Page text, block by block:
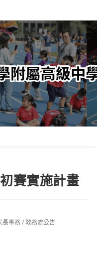
賽實施計畫
長事務/教務處公告